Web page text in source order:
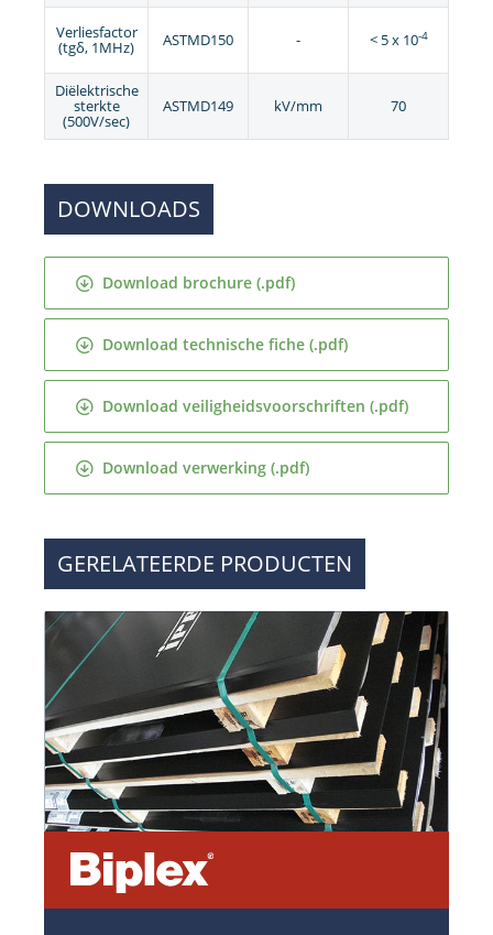
Verliesfactor
(tgδ, 1MHz) ASTMD150 - < 5 x 10-4
Diëlektrische
sterkte
(500V/sec)
ASTMD149 kV/mm 70
DOWNLOADS
Download brochure (.pdf)
Download technische fiche (.pdf)
Download veiligheidsvoorschriften (.pdf)
Download verwerking (.pdf)
GERELATEERDE PRODUCTEN